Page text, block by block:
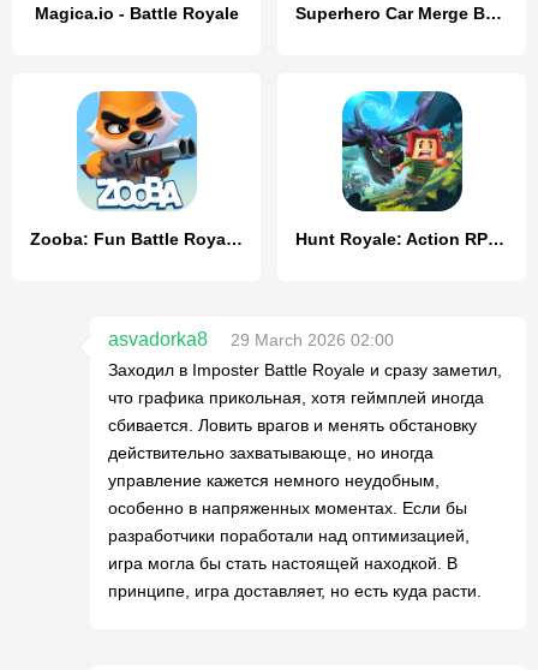
Magica.io - Battle Royale Superhero Car Merge Battle
Zooba: Fun Battle Royale Games Hunt Royale: Action RPG Battle
asvadorka8
29 March 2026 02:00
Заходил в Imposter Battle Royale и сразу заметил,
что графика прикольная, хотя геймплей иногда
сбивается. Ловить врагов и менять обстановку
действительно захватывающе, но иногда
управление кажется немного неудобным,
особенно в напряженных моментах. Если бы
разработчики поработали над оптимизацией,
игра могла бы стать настоящей находкой. В
принципе, игра доставляет, но есть куда расти.